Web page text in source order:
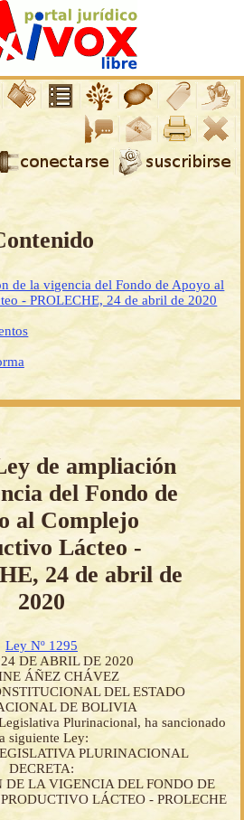
de la vigencia del Fondo de Apoyo al
- PROLECHE, 24 de abril de 2020
de ampliación
del Fondo de
al Complejo
Lácteo -
24 de abril de
2020
Ley Nº 1295
DE ABRIL DE 2020
ÁÑEZ CHÁVEZ
DEL ESTADO
DE BOLIVIA
Plurinacional, ha sancionado
siguiente Ley:
PLURINACIONAL
DECRETA:
LA VIGENCIA DEL FONDO DE
LÁCTEO - PROLECHE